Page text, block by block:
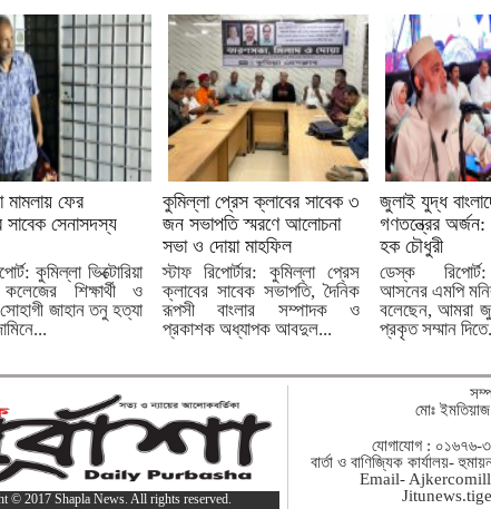
ফের
সাবেক সেনাসদস্য
কুমিল্লা ভিক্টোরিয়া
শিক্ষার্থী ও
সোহাগী জাহান তনু হত্যা
কুমিল্লা প্রেস ক্লাবের সাবেক ৩
জন সভাপতি স্মরণে আলোচনা
সভা ও দোয়া মাহফিল
স্টাফ রিপোর্টার: কুমিল্লা প্রেস
ক্লাবের সাবেক সভাপতি, দৈনিক
রূপসী বাংলার সম্পাদক ও
প্রকাশক অধ্যাপক আবদুল...
জুলাই যুদ্ধ
গণতন্ত্রের
হক চৌধুরী
ডেস্ক
আসনের এমপি
বলেছেন, আমরা
প্রকৃত সম্মান
© 2017 Shapla News. All rights reserved.
মোঃ
যোগাযোগ :
বার্তা ও বাণিজ্যিক কার্যালয়-
Email-